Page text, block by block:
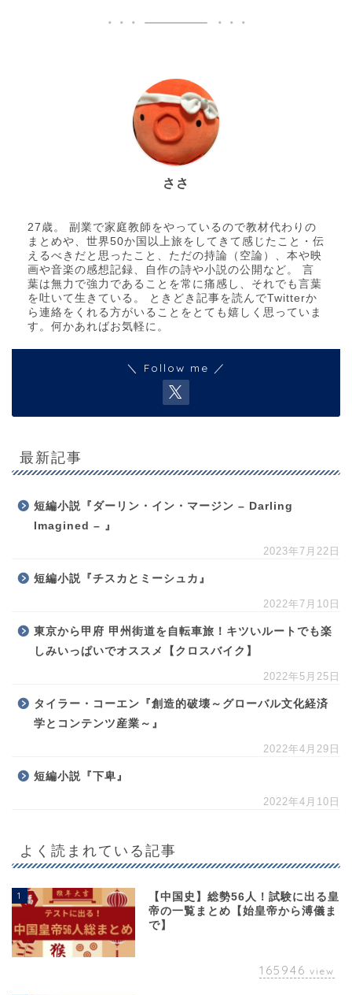
ささ
27歳。 副業で家庭教師をやっているので教材代わりの
まとめや、世界50か国以上旅をしてきて感じたこと・伝
えるべきだと思ったこと、ただの持論（空論）、本や映
画や音楽の感想記録、自作の詩や小説の公開など。 言
葉は無力で強力であることを常に痛感し、それでも言葉
を吐いて生きている。 ときどき記事を読んでTwitterか
ら連絡をくれる方がいることをとても嬉しく思っていま
す。何かあればお気軽に。
＼ Follow me ／
最新記事
短編小説『ダーリン・イン・マージン – Darling
Imagined – 』
2023年7月22日
短編小説『チスカとミーシュカ』
2022年7月10日
東京から甲府 甲州街道を自転車旅！キツいルートでも楽
しみいっぱいでオススメ【クロスバイク】
2022年5月25日
タイラー・コーエン『創造的破壊～グローバル文化経済
学とコンテンツ産業～』
2022年4月29日
短編小説『下卑』
2022年4月10日
よく読まれている記事
1
【中国史】総勢56人！試験に出る皇
帝の一覧まとめ【始皇帝から溥儀ま
で】
165946 view